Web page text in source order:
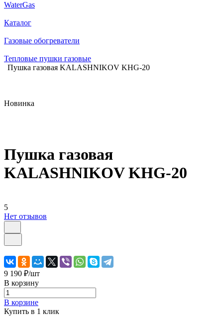
WaterGas
Каталог
Газовые обогреватели
Тепловые пушки газовые
Пушка газовая KALASHNIKOV KHG-20
Новинка
Пушка газовая
KALASHNIKOV KHG-20
5
Нет отзывов
9 190 ₽/шт
В корзину
В корзине
Купить в 1 клик